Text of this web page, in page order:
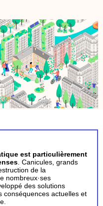
est particulièrement
. Canicules, grands
de la
nombreux·ses
des solutions
conséquences actuelles et